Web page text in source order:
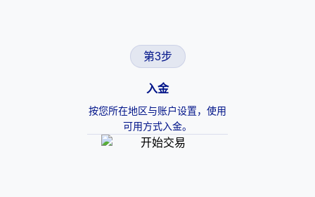
第3步
入金
按您所在地区与账户设置，使用
可用方式入金。